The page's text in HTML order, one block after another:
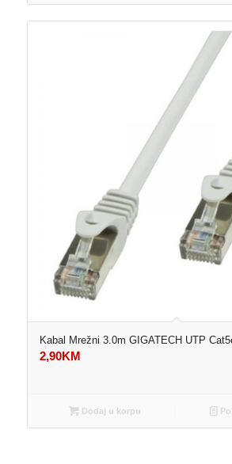
Kabal Mrežni 3.0m GIGATECH UTP
2,90KM
Dodaj u korpu